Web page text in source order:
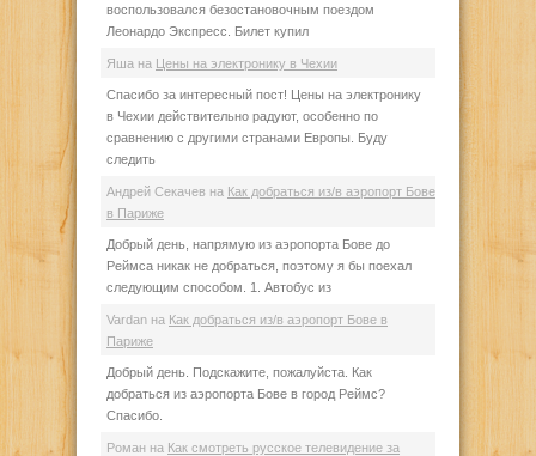
воспользовался безостановочным поездом
Леонардо Экспресс. Билет купил
Яша на Цены на электронику в Чехии
Спасибо за интересный пост! Цены на электронику
в Чехии действительно радуют, особенно по
сравнению с другими странами Европы. Буду
следить
Андрей Секачев на Как добраться из/в аэропорт Бове
в Париже
Добрый день, напрямую из аэропорта Бове до
Реймса никак не добраться, поэтому я бы поехал
следующим способом. 1. Автобус из
Vardan на Как добраться из/в аэропорт Бове в
Париже
Добрый день. Подскажите, пожалуйста. Как
добраться из аэропорта Бове в город Реймс?
Спасибо.
Роман на Как смотреть русское телевидение за